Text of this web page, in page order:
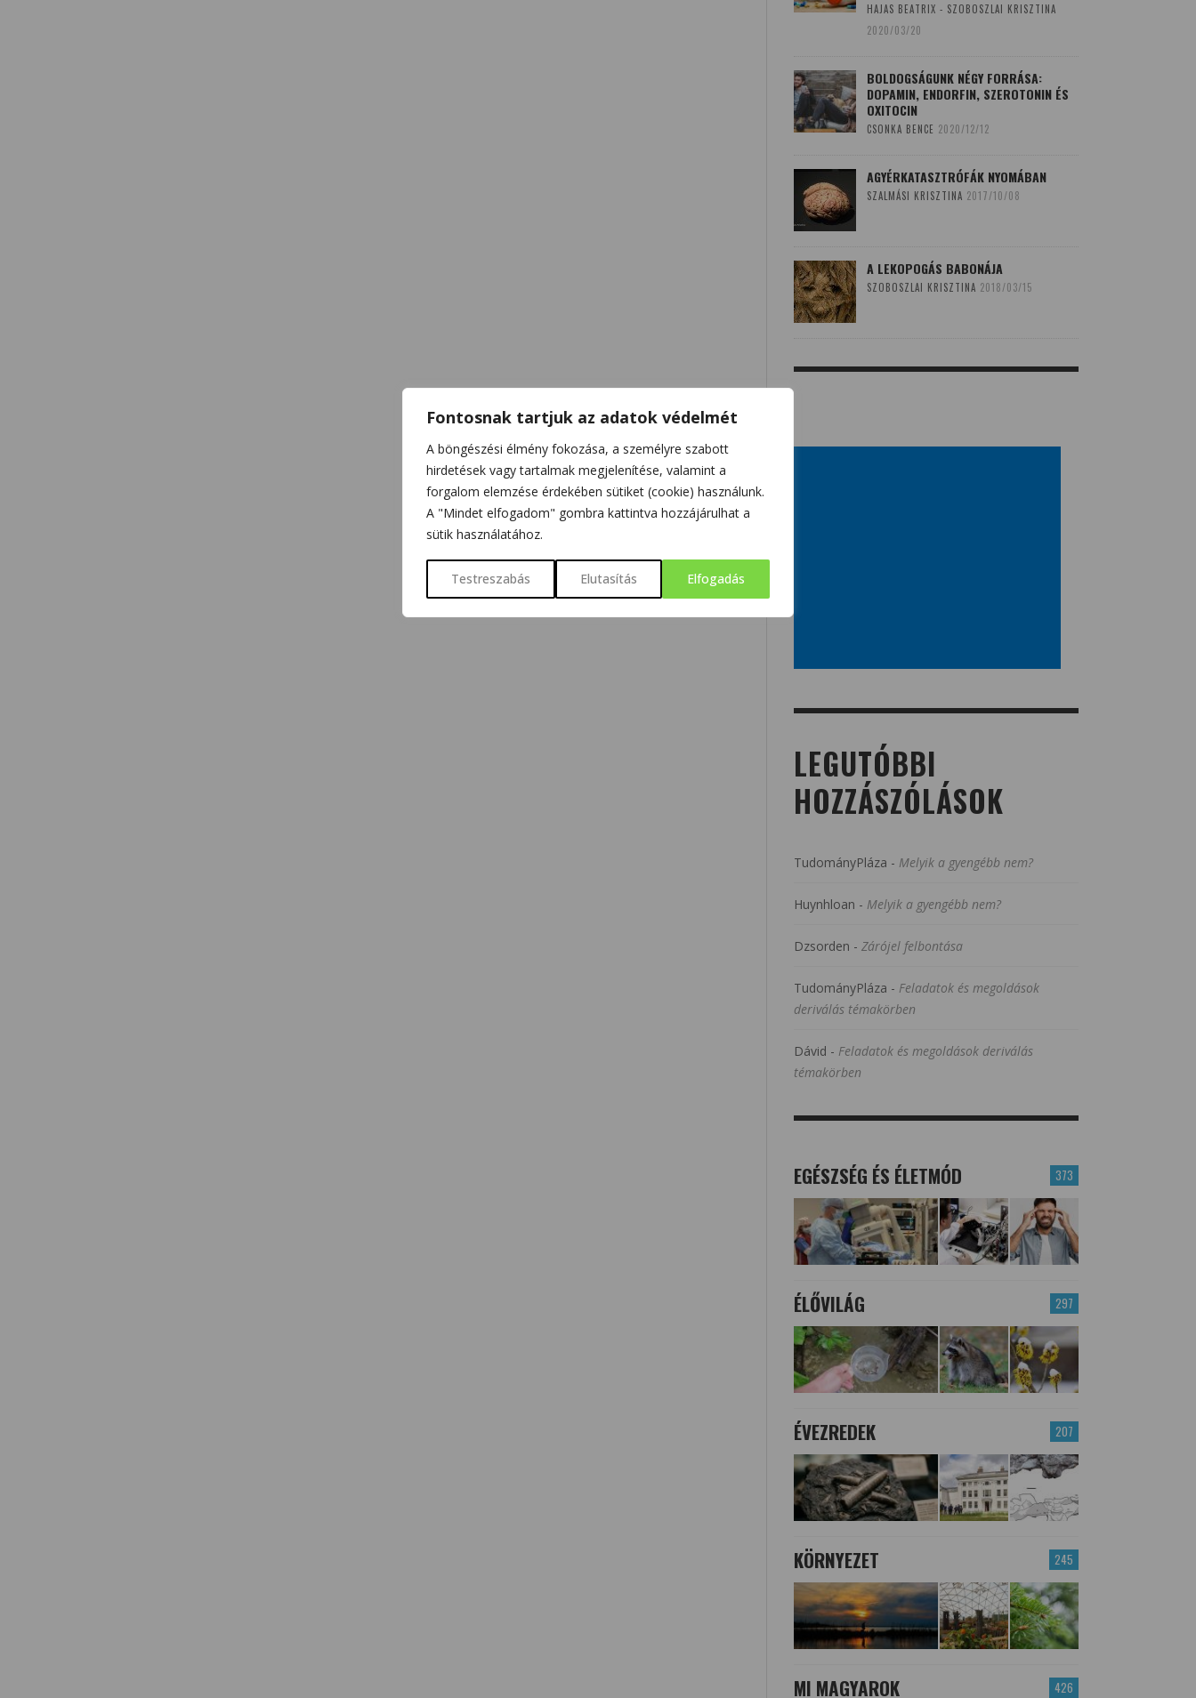
Fontosnak tartjuk az adatok védelmét
A böngészési élmény fokozása, a személyre szabott
hirdetések vagy tartalmak megjelenítése, valamint a
forgalom elemzése érdekében sütiket (cookie) használunk.
A "Mindet elfogadom" gombra kattintva hozzájárulhat a
sütik használatához.
Testreszabás Elutasítás Elfogadás
HAJAS BEATRIX - SZOBOSZLAI KRISZTINA
2020/03/20
BOLDOGSÁGUNK NÉGY FORRÁSA:
DOPAMIN, ENDORFIN, SZEROTONIN ÉS
OXITOCIN
CSONKA BENCE 2020/12/12
AGYÉRKATASZTRÓFÁK NYOMÁBAN
SZALMÁSI KRISZTINA 2017/10/08
A LEKOPOGÁS BABONÁJA
SZOBOSZLAI KRISZTINA 2018/03/15
LEGUTÓBBI
HOZZÁSZÓLÁSOK
TudományPláza - Melyik a gyengébb nem?
Huynhloan - Melyik a gyengébb nem?
Dzsorden - Zárójel felbontása
TudományPláza - Feladatok és megoldások
deriválás témakörben
Dávid - Feladatok és megoldások deriválás
témakörben
373
EGÉSZSÉG ÉS ÉLETMÓD
297
ÉLŐVILÁG
207
ÉVEZREDEK
245
KÖRNYEZET
426
MI MAGYAROK